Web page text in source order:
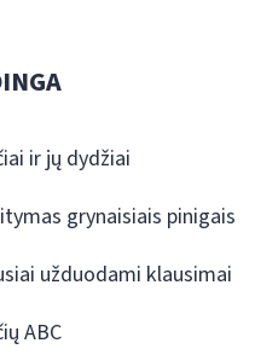
ir jų dydžiai
grynaisiais pinigais
užduodami klausimai
ABC